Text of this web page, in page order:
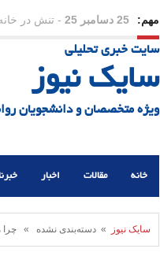
مهم: 23 دسامبر 25 - چرا اراده
21 دسامبر 25
سایت خبری تحلیلی
سایک نیوز
ویژه متخصصان و دانشجویان
خانه مقالات اخبار
سایک نیوز » دسته‌بندی نشده » چرا